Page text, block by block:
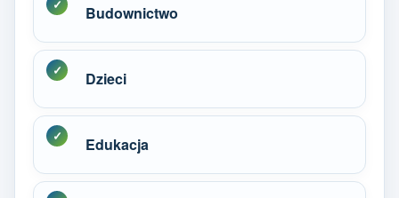
Budownictwo
Dzieci
Edukacja